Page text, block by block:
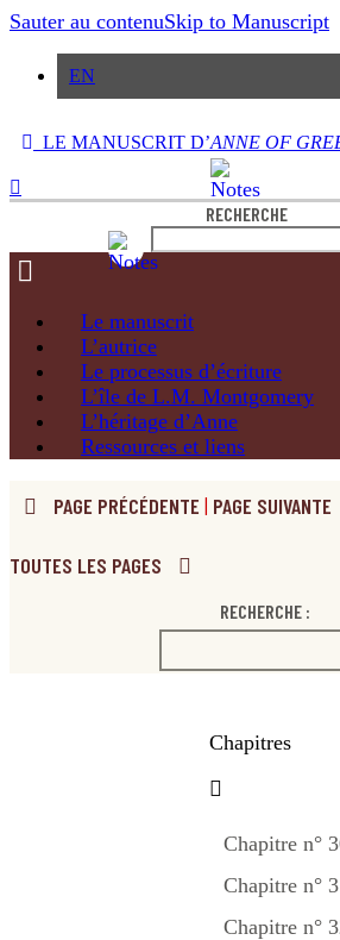
Sauter au contenuSkip to Manuscript
EN
LE MANUSCRIT D’ANNE OF
RECHERCHE
Le manuscrit
L’autrice
Le processus d’écriture
L’île de L.M. Montgomery
L’héritage d’Anne
Ressources et liens
PAGE PRÉCÉDENTE | PAGE SUIVANTE
TOUTES LES PAGES
RECHERCHE :
Chapitres
Chapitre n°
Chapitre n°
Chapitre n°